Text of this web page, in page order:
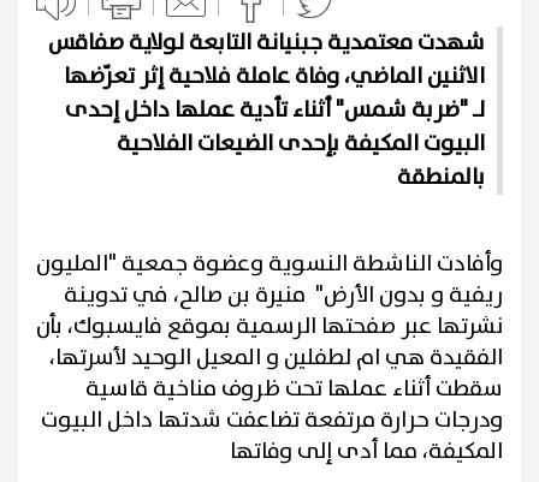
شهدت معتمدية جبنيانة التابعة لولاية صفاقس
الاثنين الماضي، وفاة عاملة فلاحية إثر تعرّضها
لـ "ضربة شمس" أثناء تأدية عملها داخل إحدى
البيوت المكيفة بإحدى الضيعات الفلاحية
بالمنطقة
وأفادت الناشطة النسوية وعضوة جمعية "المليون
ريفية و بدون الأرض" منيرة بن صالح، في تدوينة
نشرتها عبر صفحتها الرسمية بموقع فايسبوك، بأن
الفقيدة هي ام لطفلين و المعيل الوحيد لأسرتها،
سقطت أثناء عملها تحت ظروف مناخية قاسية
ودرجات حرارة مرتفعة تضاعفت شدتها داخل البيوت
المكيفة، مما أدى إلى وفاتها